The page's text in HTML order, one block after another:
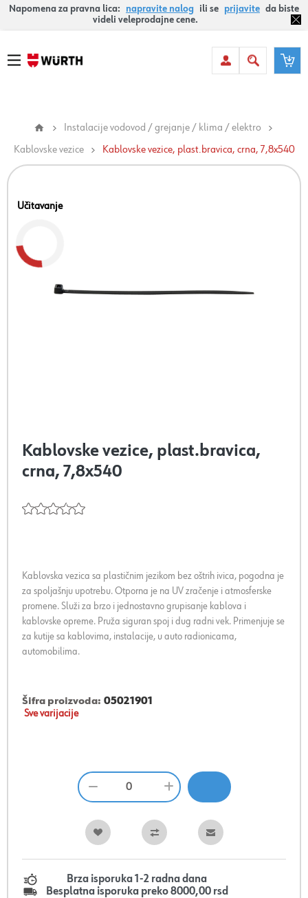
Napomena za pravna lica: napravite nalog ili se prijavite da biste
videli veleprodajne cene.
Instalacije vodovod / grejanje / klima / elektro
Kablovske vezice
Kablovske vezice, plast.bravica, crna, 7,8x540
Učitavanje
Kablovske vezice, plast.bravica,
crna, 7,8x540
Kablovska vezica sa plastičnim jezikom bez oštrih ivica, pogodna je
za spoljašnju upotrebu. Otporna je na UV zračenje i atmosferske
promene. Služi za brzo i jednostavno grupisanje kablova i
kablovske opreme. Pruža siguran spoj i dug radni vek. Primenjuje se
za kutije sa kablovima, instalacije, u auto radionicama,
automobilima.
Šifra proizvoda: 05021901
Sve varijacije
Brza isporuka 1-2 radna dana
Besplatna isporuka preko 8000,00 rsd